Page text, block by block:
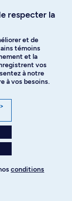
respecter la
et de
témoins
et la
vos
à notre
à vos besoins.
>
conditions